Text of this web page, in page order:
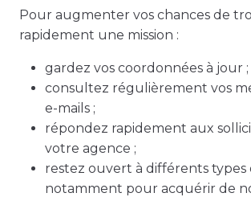
Pour augmenter vos chances de
rapidement une mission :
gardez vos coordonnées à jour ;
consultez régulièrement vos
e-mails ;
répondez rapidement aux
votre agence ;
restez ouvert à différents types
notamment pour acquérir de